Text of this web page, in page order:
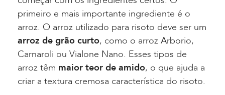
primeiro e mais importante ingrediente é o
arroz. O arroz utilizado para risoto deve ser um
arroz de grão curto, como o arroz Arborio,
Carnaroli ou Vialone Nano. Esses tipos de
arroz têm maior teor de amido, o que ajuda a
criar a textura cremosa característica do risoto.